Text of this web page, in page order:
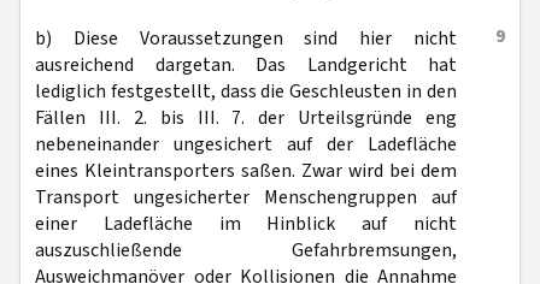
9
b) Diese Voraussetzungen sind hier nicht
ausreichend dargetan. Das Landgericht hat
lediglich festgestellt, dass die Geschleusten in den
Fällen III. 2. bis III. 7. der Urteilsgründe eng
nebeneinander ungesichert auf der Ladefläche
eines Kleintransporters saßen. Zwar wird bei dem
Transport ungesicherter Menschengruppen auf
einer Ladefläche im Hinblick auf nicht
auszuschließende Gefahrbremsungen,
Ausweichmanöver oder Kollisionen die Annahme